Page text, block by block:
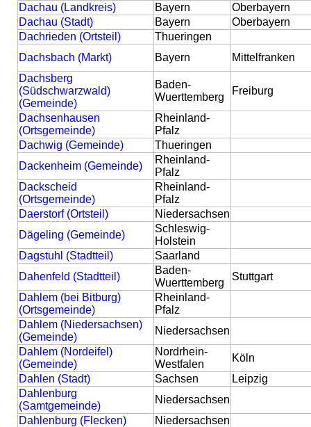
Dachau (Landkreis)
Bayern
Oberbayern
Dachau (Stadt)
Bayern
Oberbayern
Dachrieden (Ortsteil)
Thueringen
Dachsbach (Markt)
Bayern
Mittelfranken
Dachsberg
(Südschwarzwald)
(Gemeinde)
Baden-
Wuerttemberg
Freiburg
Dachsenhausen
(Ortsgemeinde)
Rheinland-
Pfalz
Dachwig (Gemeinde)
Thueringen
Dackenheim (Gemeinde)
Rheinland-
Pfalz
Dackscheid
(Ortsgemeinde)
Rheinland-
Pfalz
Daerstorf (Ortsteil)
Niedersachsen
Dägeling (Gemeinde)
Schleswig-
Holstein
Dagstuhl (Stadtteil)
Saarland
Dahenfeld (Stadtteil)
Baden-
Wuerttemberg
Stuttgart
Dahlem (bei Bitburg)
(Ortsgemeinde)
Rheinland-
Pfalz
Dahlem (Niedersachsen)
(Gemeinde)
Niedersachsen
Dahlem (Nordeifel)
(Gemeinde)
Nordrhein-
Westfalen
Köln
Dahlen (Stadt)
Sachsen
Leipzig
Dahlenburg
(Samtgemeinde)
Niedersachsen
Dahlenburg (Flecken)
Niedersachsen